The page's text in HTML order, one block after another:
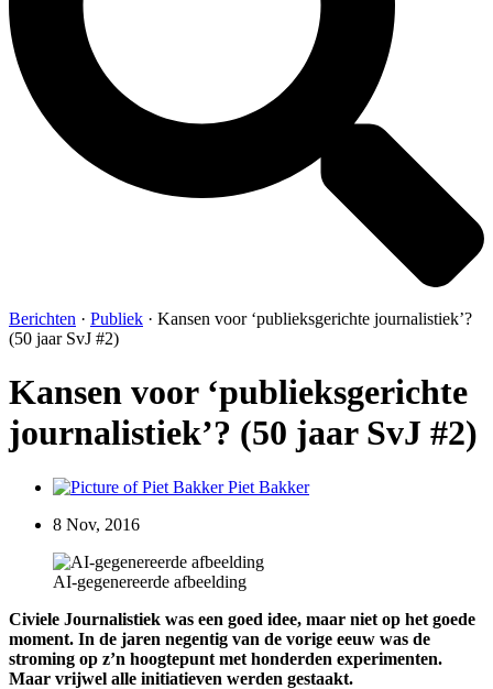
Berichten · Publiek · Kansen voor ‘publieksgerichte journalistiek’?
(50 jaar SvJ #2)
Kansen voor ‘publieksgerichte
journalistiek’? (50 jaar SvJ #2)
Piet Bakker
8 Nov, 2016
AI-gegenereerde afbeelding
Civiele Journalistiek was een goed idee, maar niet op het goede
moment. In de jaren negentig van de vorige eeuw was de
stroming op z’n hoogtepunt met honderden experimenten.
Maar vrijwel alle initiatieven werden gestaakt.